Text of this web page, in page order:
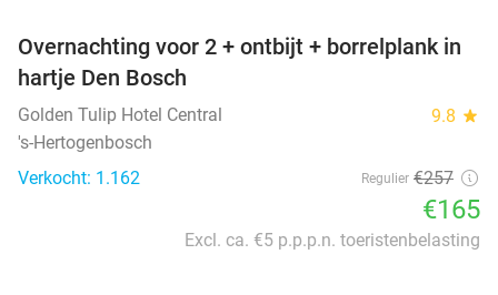
Overnachting voor 2 + ontbijt + borrelplank in
hartje Den Bosch
Golden Tulip Hotel Central 9.8 star
's-Hertogenbosch
Verkocht: 1.162
Regulier €257
€165
Excl. ca. €5 p.p.p.n. toeristenbelasting